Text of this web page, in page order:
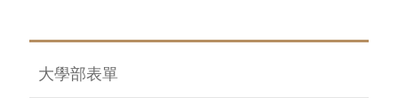
大學部表單